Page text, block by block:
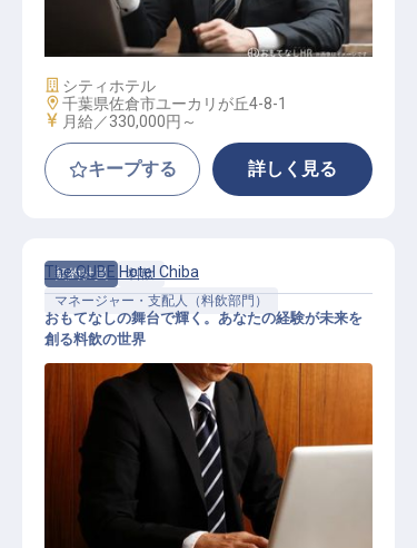
料飲部 レストランマネージャー
施設業態
シティホテル
勤務地
千葉県佐倉市ユーカリが丘4-8-1
給与
月給／330,000円～
キープする 詳しく見る
契約社員
料飲
マネージャー・支配人（料飲部門）
The QUBE Hotel Chiba
おもてなしの舞台で輝く。あなたの経験が未来を
創る料飲の世界